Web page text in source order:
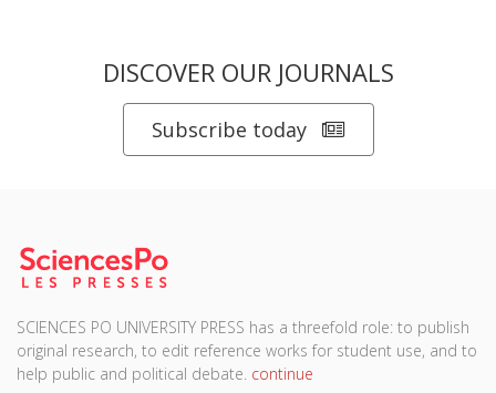
DISCOVER OUR JOURNALS
Subscribe today
SCIENCES PO UNIVERSITY PRESS has a threefold role: to publish
original research, to edit reference works for student use, and to
help public and political debate. continue